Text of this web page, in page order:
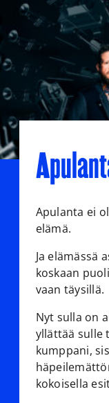
Apulanta ei
elämä.
Ja elämässä
koskaan
vaan täysillä.
Nyt sulla on
yllättää sulle
kumppani,
kokoisella